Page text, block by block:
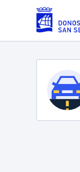
Eduki nagusira joan
Zerbitzuak